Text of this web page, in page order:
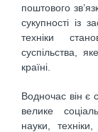
поштового
сукупності із
техніки
суспільства,
країні.
Водночас він є
велике
науки,